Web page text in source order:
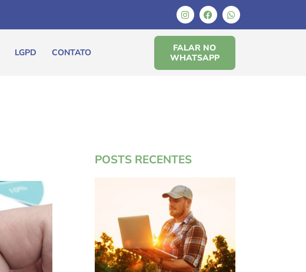
LGPD CONTATO
FALAR NO
WHATSAPP
POSTS RECENTES